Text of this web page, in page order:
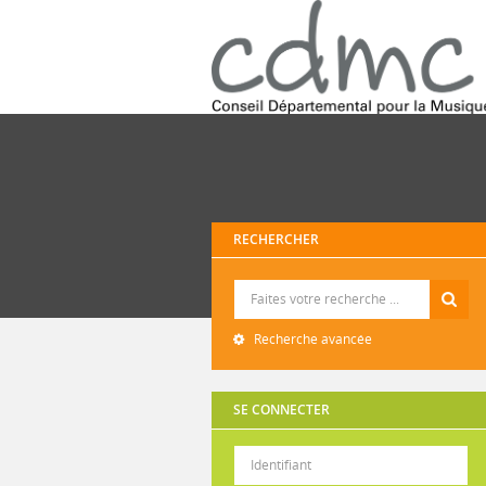
RECHERCHER
Recherche avancée
SE CONNECTER